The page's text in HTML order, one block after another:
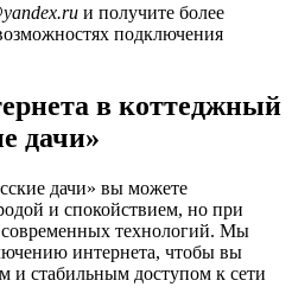
и получите более
подключения
в коттеджный
дачи»
дачи» вы можете
и спокойствием, но при
современных технологий. Мы
интернета, чтобы вы
и стабильным доступом к сети